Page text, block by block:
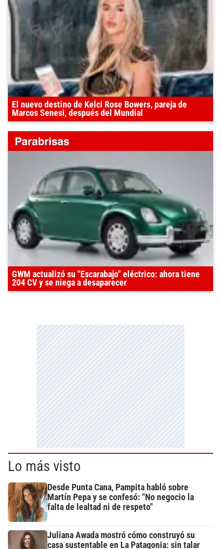
El nuevo destino de Kelci Rose Bowers, pareja de
Marcos Senesi, después del Mundial
GWM actualizó su "Escarabajo" eléctrico: ahora tiene
204 CV y se niega a desaparecer
Lo más visto
Desde Punta Cana, Pampita habló sobre
Martín Pepa y se confesó: "No negocio la
falta de lealtad ni de respeto"
Juliana Awada mostró cómo construyó su
casa sustentable en La Patagonia: sin talar